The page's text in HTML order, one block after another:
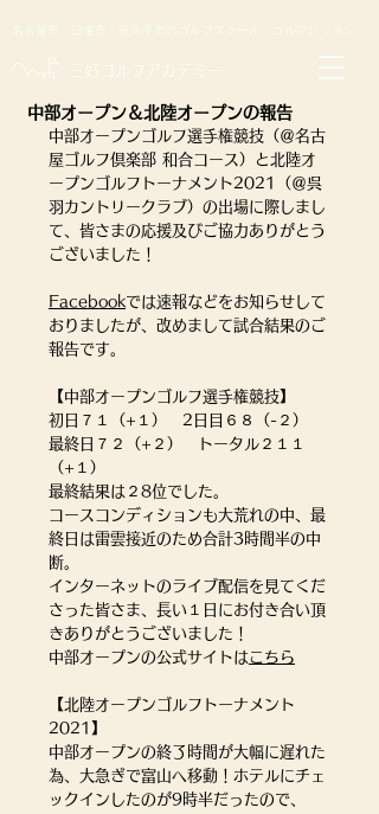
​三好ゴルフアカデミー
中部オープン＆北陸オープンの報告
中部オープンゴルフ選手権競技（＠名古
屋ゴルフ倶楽部 和合コース）と北陸オ
ープンゴルフトーナメント2021（＠呉
羽カントリークラブ）の出場に際しまし
て、皆さまの応援及びご協力ありがとう
ございました！
Facebookでは速報などをお知らせして
おりましたが、改めまして試合結果のご
報告です。
【中部オープンゴルフ選手権競技】
初日７１（+１）　2日目６８（-２）
最終日７２（+２）　トータル２１１
（+１）
最終結果は２8位でした。
コースコンディションも大荒れの中、最
終日は雷雲接近のため合計3時間半の中
断。
インターネットのライブ配信を見てくだ
さった皆さま、長い１日にお付き合い頂
きありがとうございました！
中部オープンの公式サイトはこちら
【北陸オープンゴルフトーナメント
2021】
中部オープンの終了時間が大幅に遅れた
為、大急ぎで富山へ移動！ホテルにチェ
ックインしたのが9時半だったので、